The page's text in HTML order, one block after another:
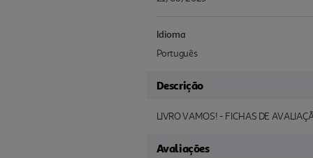
Idioma
Português
Descrição
LIVRO VAMOS! - FICHAS DE
Avaliações